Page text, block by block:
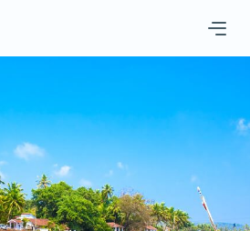
Geo Eng
Запросить тур